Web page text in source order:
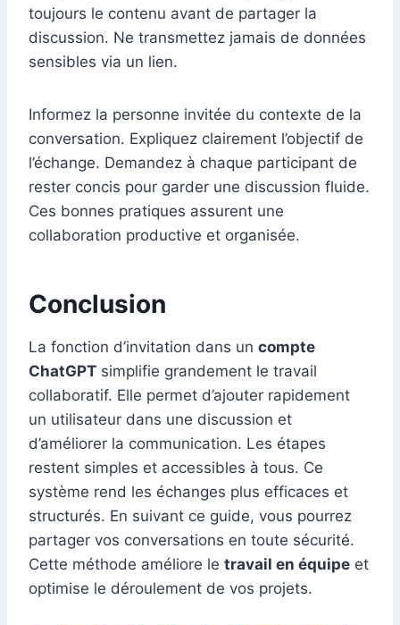
toujours le contenu avant de partager la
discussion. Ne transmettez jamais de données
sensibles via un lien.
Informez la personne invitée du contexte de la
conversation. Expliquez clairement l’objectif de
l’échange. Demandez à chaque participant de
rester concis pour garder une discussion fluide.
Ces bonnes pratiques assurent une
collaboration productive et organisée.
Conclusion
La fonction d’invitation dans un compte
ChatGPT simplifie grandement le travail
collaboratif. Elle permet d’ajouter rapidement
un utilisateur dans une discussion et
d’améliorer la communication. Les étapes
restent simples et accessibles à tous. Ce
système rend les échanges plus efficaces et
structurés. En suivant ce guide, vous pourrez
partager vos conversations en toute sécurité.
Cette méthode améliore le travail en équipe et
optimise le déroulement de vos projets.